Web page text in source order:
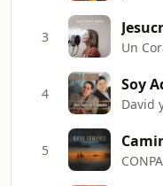
3
Un
4 Soy
David
5